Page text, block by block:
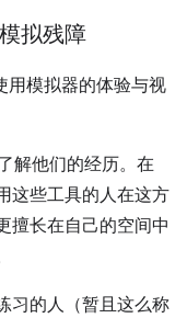
拟残障
用模拟器的体验与视
解他们的经历。在
这些工具的人在这方
擅长在自己的空间中
习的人（暂且这么称